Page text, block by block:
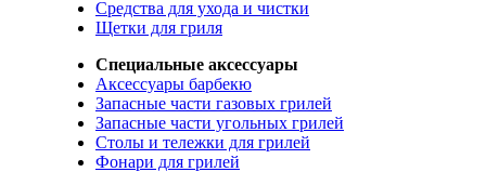
Средства для ухода и чистки
Щетки для гриля
Специальные аксессуары
Аксессуары барбекю
Запасные части газовых грилей
Запасные части угольных грилей
Столы и тележки для грилей
Фонари для грилей